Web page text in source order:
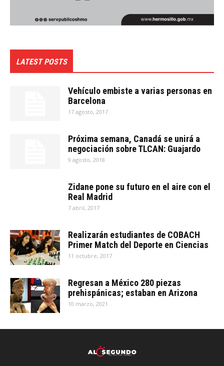
LATEST POSTS
Vehículo embiste a varias personas en
Barcelona
17 agosto, 2017
Próxima semana, Canadá se unirá a
negociación sobre TLCAN: Guajardo
9 agosto, 2018
Zidane pone su futuro en el aire con el
Real Madrid
7 abril, 2017
Realizarán estudiantes de COBACH
Primer Match del Deporte en Ciencias
11 octubre, 2017
Regresan a México 280 piezas
prehispánicas; estaban en Arizona
10 marzo, 2021